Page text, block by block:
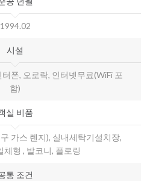
1994.02
시설
폰, 오로락, 인터넷무료(WiFi 포
함)
실 비품
가스 렌지), 실내세탁기설치장,
체형 , 발코니, 플로링
통 조건